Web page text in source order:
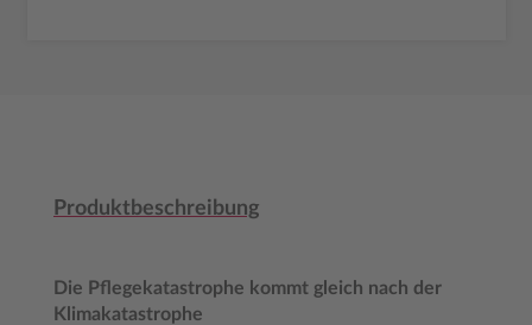
Produktbeschreibung
Die Pflegekatastrophe kommt gleich nach der
Klimakatastrophe